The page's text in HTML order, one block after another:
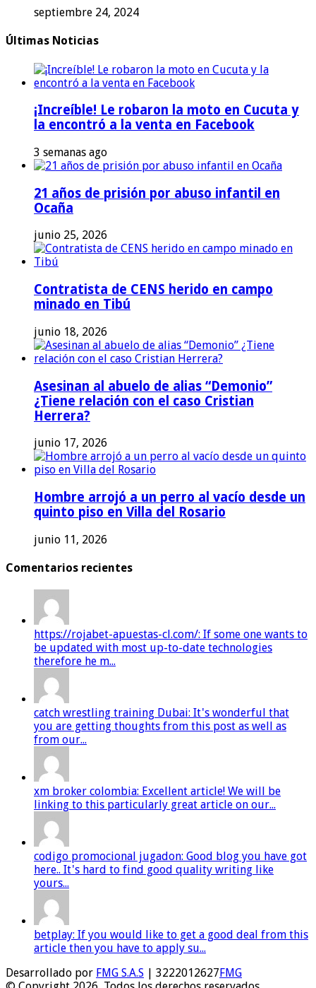
septiembre 24, 2024
Últimas Noticias
¡Increíble! Le robaron la moto en Cucuta y
la encontró a la venta en Facebook
3 semanas ago
21 años de prisión por abuso infantil en
Ocaña
junio 25, 2026
Contratista de CENS herido en campo
minado en Tibú
junio 18, 2026
Asesinan al abuelo de alias “Demonio”
¿Tiene relación con el caso Cristian
Herrera?
junio 17, 2026
Hombre arrojó a un perro al vacío desde un
quinto piso en Villa del Rosario
junio 11, 2026
Comentarios recientes
https://rojabet-apuestas-cl.com/: If some one wants to
be updated with most up-to-date technologies
therefore he m...
catch wrestling training Dubai: It's wonderful that
you are getting thoughts from this post as well as
from our...
xm broker colombia: Excellent article! We will be
linking to this particularly great article on our...
codigo promocional jugadon: Good blog you have got
here.. It's hard to find good quality writing like
yours...
betplay: If you would like to get a good deal from this
article then you have to apply su...
Desarrollado por FMG S.A.S | 3222012627 FMG